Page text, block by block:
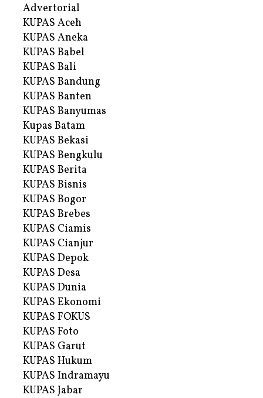
Advertorial
KUPAS Aceh
KUPAS Aneka
KUPAS Babel
KUPAS Bali
KUPAS Bandung
KUPAS Banten
KUPAS Banyumas
Kupas Batam
KUPAS Bekasi
KUPAS Bengkulu
KUPAS Berita
KUPAS Bisnis
KUPAS Bogor
KUPAS Brebes
KUPAS Ciamis
KUPAS Cianjur
KUPAS Depok
KUPAS Desa
KUPAS Dunia
KUPAS Ekonomi
KUPAS FOKUS
KUPAS Foto
KUPAS Garut
KUPAS Hukum
KUPAS Indramayu
KUPAS Jabar